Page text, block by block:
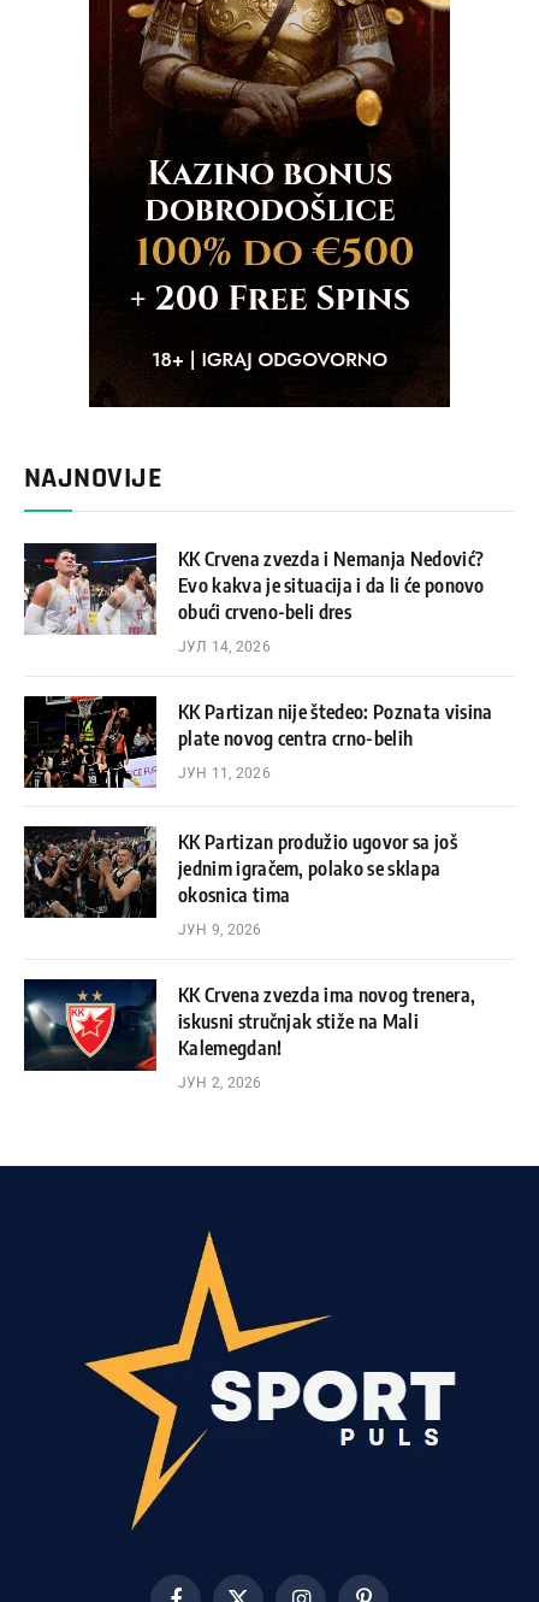
NAJNOVIJE
KK Crvena zvezda i Nemanja Nedović?
Evo kakva je situacija i da li će ponovo
obući crveno-beli dres
ЈУЛ 14, 2026
KK Partizan nije štedeo: Poznata visina
plate novog centra crno-belih
ЈУН 11, 2026
KK Partizan produžio ugovor sa još
jednim igračem, polako se sklapa
okosnica tima
ЈУН 9, 2026
KK Crvena zvezda ima novog trenera,
iskusni stručnjak stiže na Mali
Kalemegdan!
ЈУН 2, 2026